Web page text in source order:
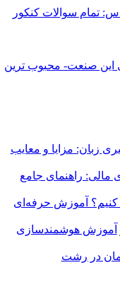
تمام سوالات کنکور
این صنعت- محبوب ترین
زبان: مزایا و معایب
مالی: راهنمای جامع
کنیم؟ آموزش حرفه‌ای
آموزش هوشمندسازی
در رشت